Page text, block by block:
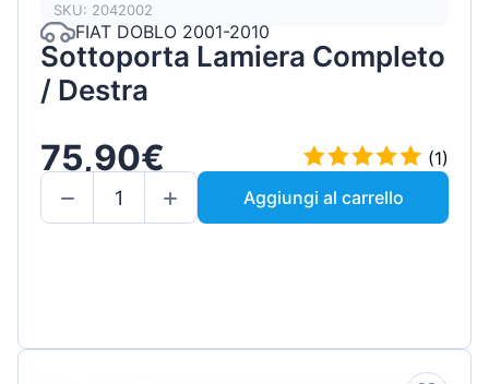
SKU: 2042002
FIAT DOBLO 2001-2010
Sottoporta Lamiera Completo
/ Destra
75,90€
(1)
Aggiungi al carrello